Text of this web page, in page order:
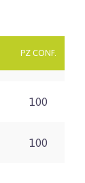
PZ CONF.
100
100